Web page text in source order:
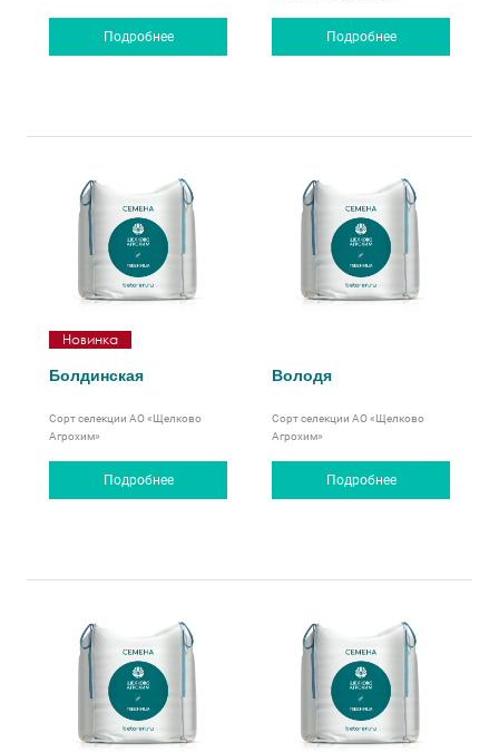
Подробнее Подробнее
Новинка
Болдинская
Сорт селекции АО «Щелково
Агрохим»
Подробнее
Володя
Сорт селекции АО «Щелково
Агрохим»
Подробнее